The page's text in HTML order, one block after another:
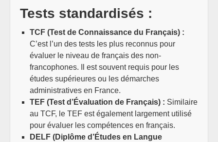
Tests standardisés :
TCF (Test de Connaissance du Français) :
C’est l’un des tests les plus reconnus pour
évaluer le niveau de français des non-
francophones. Il est souvent requis pour les
études supérieures ou les démarches
administratives en France.
TEF (Test d’Évaluation de Français) : Similaire
au TCF, le TEF est également largement utilisé
pour évaluer les compétences en français.
DELF (Diplôme d’Études en Langue